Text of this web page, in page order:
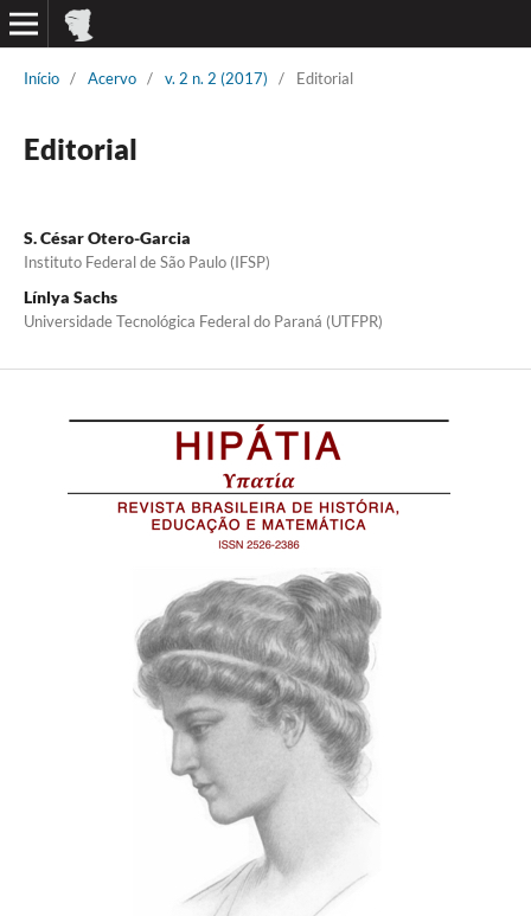
Início / Acervo / v. 2 n. 2 (2017) / Editorial
Editorial
S. César Otero-Garcia
Instituto Federal de São Paulo (IFSP)
Línlya Sachs
Universidade Tecnológica Federal do Paraná (UTFPR)